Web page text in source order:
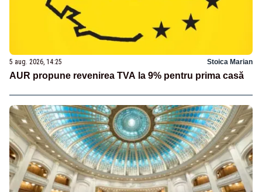
5 aug. 2026, 14:25 Stoica Marian
AUR propune revenirea TVA la 9% pentru prima casă